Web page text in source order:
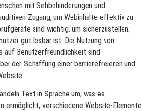
mit Sehbehinderungen und
Zugang, um Webinhalte effektiv zu
sind wichtig, um sicherzustellen,
gut lesbar ist. Die Nutzung von
auf Benutzerfreundlichkeit sind
der Schaffung einer barrierefreieren und
Text in Sprache um, was es
ermöglicht, verschiedene Website-Elemente